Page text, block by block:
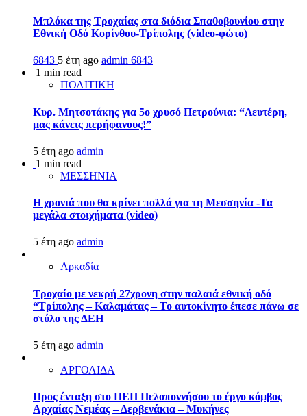
Μπλόκα της Τροχαίας στα διόδια Σπαθοβουνίου στην
Εθνική Οδό Κορίνθου-Τρίπολης (video-φώτο)
6843 5 έτη ago admin 6843
1 min read
ΠΟΛΙΤΙΚΗ
Κυρ. Μητσοτάκης για 5ο χρυσό Πετρούνια: “Λευτέρη,
μας κάνεις περήφανους!”
5 έτη ago admin
1 min read
ΜΕΣΣΗΝΙΑ
Η χρονιά που θα κρίνει πολλά για τη Μεσσηνία -Τα
μεγάλα στοιχήματα (video)
5 έτη ago admin
Αρκαδία
Τροχαίο με νεκρή 27χρονη στην παλαιά εθνική οδό
“Τρίπολης – Καλαμάτας – Το αυτοκίνητο έπεσε πάνω σε
στύλο της ΔΕΗ
5 έτη ago admin
ΑΡΓΟΛΙΔΑ
Προς ένταξη στο ΠΕΠ Πελοποννήσου το έργο κόμβος
Αρχαίας Νεμέας – Δερβενάκια – Μυκήνες